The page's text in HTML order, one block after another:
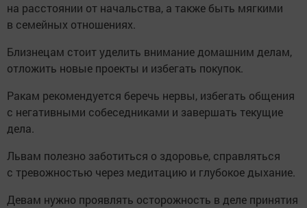
на расстоянии от начальства, а также быть мягкими
в семейных отношениях.
Близнецам стоит уделить внимание домашним делам,
отложить новые проекты и избегать покупок.
Ракам рекомендуется беречь нервы, избегать общения
с негативными собеседниками и завершать текущие
дела.
Львам полезно заботиться о здоровье, справляться
с тревожностью через медитацию и глубокое дыхание.
Девам нужно проявлять осторожность в деле принятия